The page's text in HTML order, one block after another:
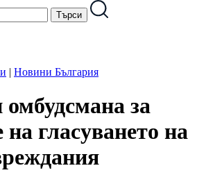
| Новини България
за
на гласуването на